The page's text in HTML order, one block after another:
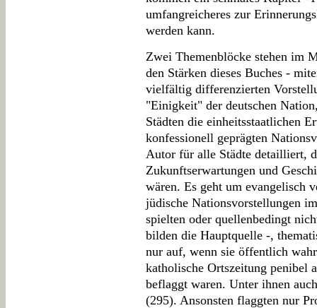
umfangreicheres zur
werden kann.
Zwei Themenblöcke stehen im
den Stärken dieses Buches -
vielfältig differenzierten
"Einigkeit" der deutschen
Städten die einheitsstaatlichen
konfessionell geprägten
Autor für alle Städte detailliert,
Zukunftserwartungen und
wären. Es geht um evangelisch
jüdische Nationsvorstellungen
spielten oder quellenbedingt
bilden die Hauptquelle -,
nur auf, wenn sie öffentlich
katholische Ortszeitung penibel
beflaggt waren. Unter ihnen
(295). Ansonsten flaggten nur